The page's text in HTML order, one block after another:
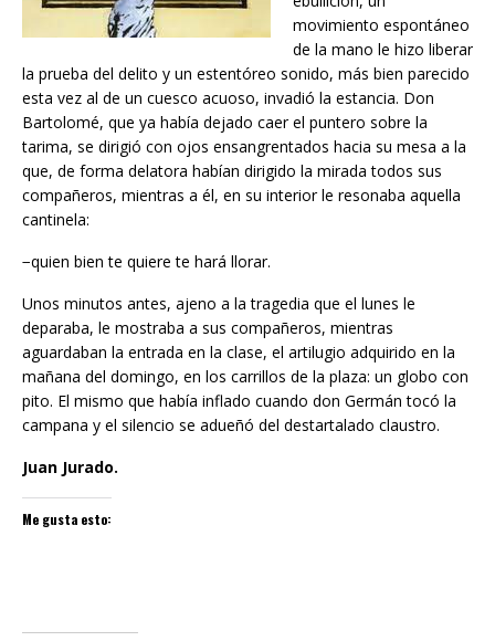
movimiento espontáneo
de la mano le hizo liberar
la prueba del delito y un estentóreo sonido, más bien parecido
esta vez al de un cuesco acuoso, invadió la estancia. Don
Bartolomé, que ya había dejado caer el puntero sobre la
tarima, se dirigió con ojos ensangrentados hacia su mesa a la
que, de forma delatora habían dirigido la mirada todos sus
compañeros, mientras a él, en su interior le resonaba aquella
cantinela:
−quien bien te quiere te hará llorar.
Unos minutos antes, ajeno a la tragedia que el lunes le
deparaba, le mostraba a sus compañeros, mientras
aguardaban la entrada en la clase, el artilugio adquirido en la
mañana del domingo, en los carrillos de la plaza: un globo con
pito. El mismo que había inflado cuando don Germán tocó la
campana y el silencio se adueñó del destartalado claustro.
Juan Jurado.
Me gusta esto: